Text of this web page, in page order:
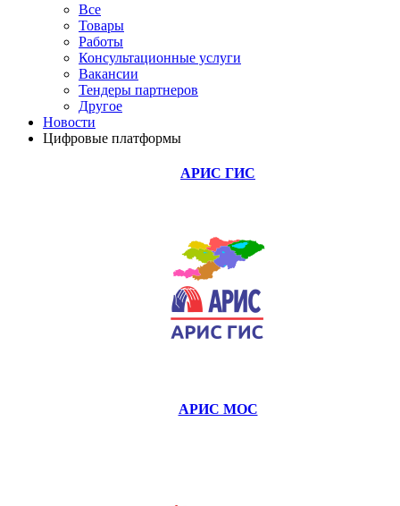
Все
Товары
Работы
Консультационные услуги
Вакансии
Тендеры партнеров
Другое
Новости
Цифровые платформы
АРИС ГИС
АРИС МОС